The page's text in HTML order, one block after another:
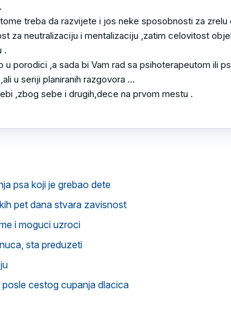
treba da razvijete i jos neke sposobnosti za
za neutralizaciju i mentalizaciju ,zatim celovitost
.
u porodici ,a sada bi Vam rad sa psihoterapeutom ili
u seriji planiranih razgovora ...
,zbog sebe i drugih,dece na prvom mestu .
psa koji je grebao dete
pet dana stvara zavisnost
i moguci uzroci
sta preduzeti
cestog cupanja dlacica